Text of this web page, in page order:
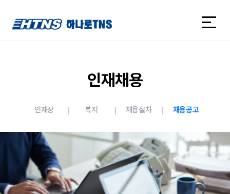
하나로TNS
인재채용
인재상 복지 채용절차 채용공고